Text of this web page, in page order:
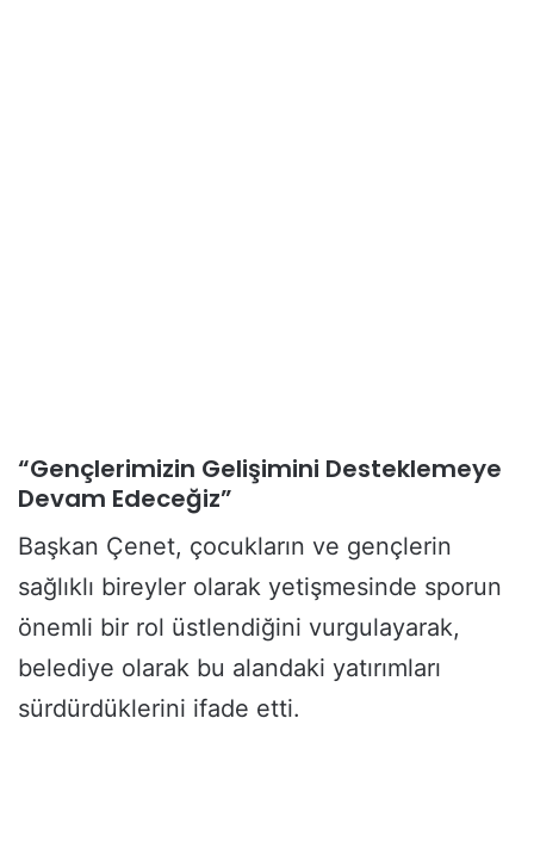
“Gençlerimizin Gelişimini Desteklemeye
Devam Edeceğiz”
Başkan Çenet, çocukların ve gençlerin
sağlıklı bireyler olarak yetişmesinde sporun
önemli bir rol üstlendiğini vurgulayarak,
belediye olarak bu alandaki yatırımları
sürdürdüklerini ifade etti.